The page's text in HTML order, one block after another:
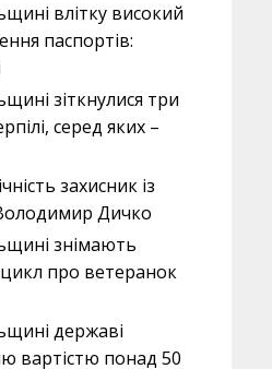
влітку високий
паспортів:
зіткнулися три
серед яких –
захисник із
Дичко
знімають
про ветеранок
державі
вартістю понад 50